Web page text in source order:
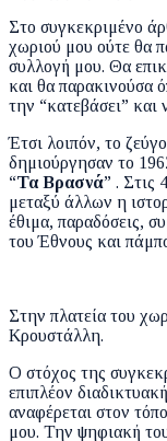
Στο συγκεκριμένο
χωριού μου ούτε θα
συλλογή μου. Θα
και θα παρακινούσα
την “κατεβάσει” και
Έτσι λοιπόν, το
δημιούργησαν το
“Τα Βρασνά” . Στις
μεταξύ άλλων η
έθιμα, παραδόσεις,
του Έθνους και
Στην πλατεία του
Κρουστάλλη.
Ο στόχος της
επιπλέον
αναφέρεται στον
μου. Την ψηφιακή